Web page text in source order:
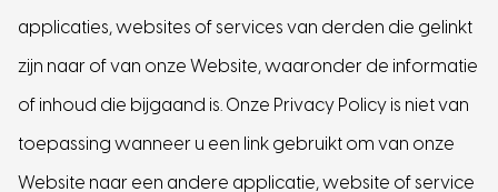
applicaties, websites of services van derden die gelinkt
zijn naar of van onze Website, waaronder de informatie
of inhoud die bijgaand is. Onze Privacy Policy is niet van
toepassing wanneer u een link gebruikt om van onze
Website naar een andere applicatie, website of service